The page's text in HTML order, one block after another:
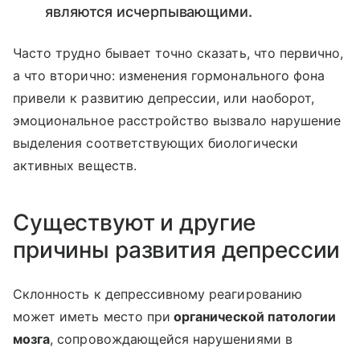
являются исчерпывающими.
Часто трудно бывает точно сказать, что первично,
а что вторично: изменения гормонального фона
привели к развитию депрессии, или наоборот,
эмоциональное расстройство вызвало нарушение
выделения соответствующих биологически
активных веществ.
Существуют и другие
причины развития депрессии
Склонность к депрессивному реагированию
может иметь место при органической патологии
мозга, сопровождающейся нарушениями в